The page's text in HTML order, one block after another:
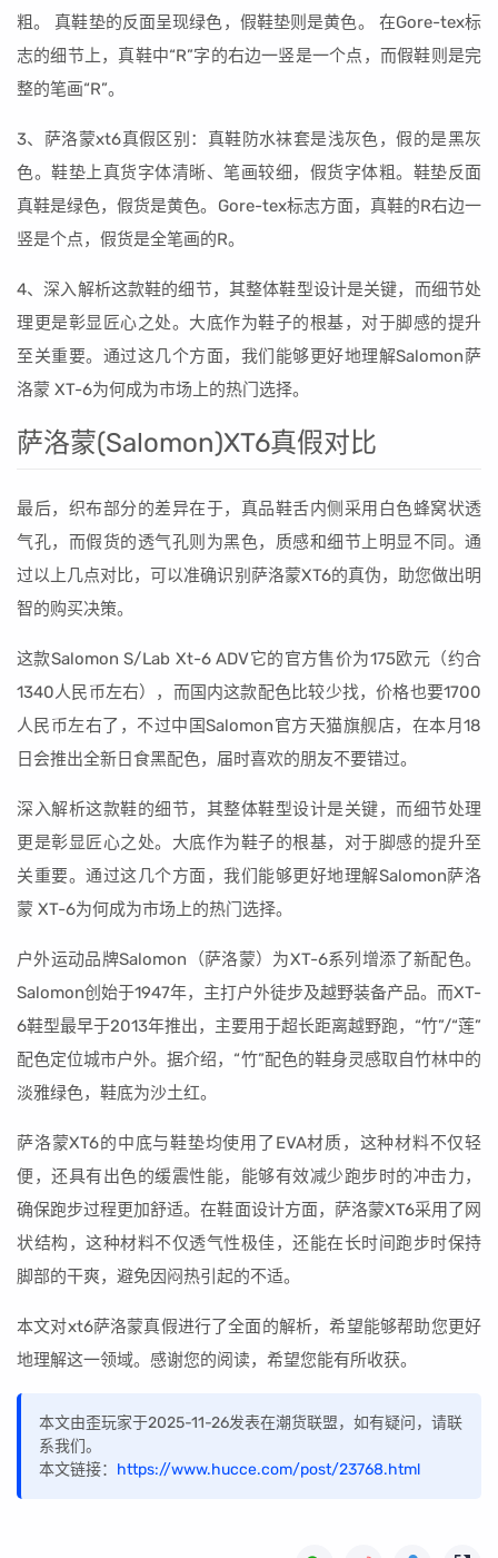
粗。 真鞋垫的反面呈现绿色，假鞋垫则是黄色。 在Gore-tex标
志的细节上，真鞋中“R”字的右边一竖是一个点，而假鞋则是完
整的笔画“R”。
3、萨洛蒙xt6真假区别：真鞋防水袜套是浅灰色，假的是黑灰
色。鞋垫上真货字体清晰、笔画较细，假货字体粗。鞋垫反面
真鞋是绿色，假货是黄色。Gore-tex标志方面，真鞋的R右边一
竖是个点，假货是全笔画的R。
4、深入解析这款鞋的细节，其整体鞋型设计是关键，而细节处
理更是彰显匠心之处。大底作为鞋子的根基，对于脚感的提升
至关重要。通过这几个方面，我们能够更好地理解Salomon萨
洛蒙 XT-6为何成为市场上的热门选择。
萨洛蒙(Salomon)XT6真假对比
最后，织布部分的差异在于，真品鞋舌内侧采用白色蜂窝状透
气孔，而假货的透气孔则为黑色，质感和细节上明显不同。通
过以上几点对比，可以准确识别萨洛蒙XT6的真伪，助您做出明
智的购买决策。
这款Salomon S/Lab Xt-6 ADV它的官方售价为175欧元（约合
1340人民币左右），而国内这款配色比较少找，价格也要1700
人民币左右了，不过中国Salomon官方天猫旗舰店，在本月18
日会推出全新日食黑配色，届时喜欢的朋友不要错过。
深入解析这款鞋的细节，其整体鞋型设计是关键，而细节处理
更是彰显匠心之处。大底作为鞋子的根基，对于脚感的提升至
关重要。通过这几个方面，我们能够更好地理解Salomon萨洛
蒙 XT-6为何成为市场上的热门选择。
户外运动品牌Salomon（萨洛蒙）为XT-6系列增添了新配色。
Salomon创始于1947年，主打户外徒步及越野装备产品。而XT-
6鞋型最早于2013年推出，主要用于超长距离越野跑，“竹”/“莲”
配色定位城市户外。据介绍，“竹”配色的鞋身灵感取自竹林中的
淡雅绿色，鞋底为沙土红。
萨洛蒙XT6的中底与鞋垫均使用了EVA材质，这种材料不仅轻
便，还具有出色的缓震性能，能够有效减少跑步时的冲击力，
确保跑步过程更加舒适。在鞋面设计方面，萨洛蒙XT6采用了网
状结构，这种材料不仅透气性极佳，还能在长时间跑步时保持
脚部的干爽，避免因闷热引起的不适。
本文对xt6萨洛蒙真假进行了全面的解析，希望能够帮助您更好
地理解这一领域。感谢您的阅读，希望您能有所收获。
本文由歪玩家于2025-11-26发表在潮货联盟，如有疑问，请联
系我们。
本文链接： https://www.hucce.com/post/23768.html